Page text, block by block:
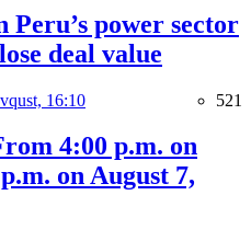
Peru’s power sector
deal value
16:10 521
4:00 p.m. on
on August 7,